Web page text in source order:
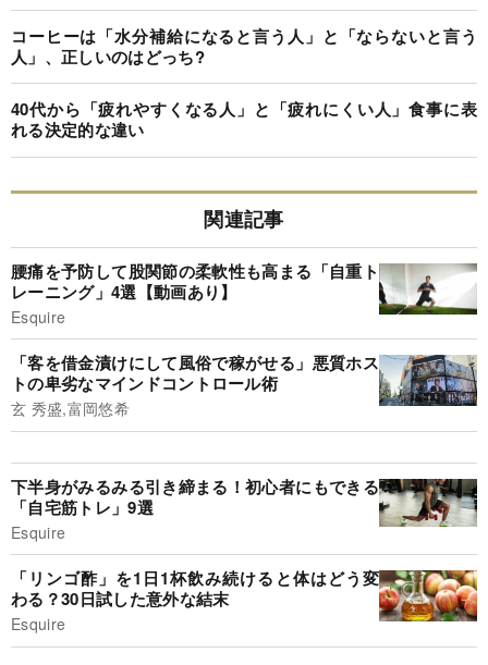
コーヒーは「水分補給になると言う人」と「ならないと言う
人」、正しいのはどっち?
40代から「疲れやすくなる人」と「疲れにくい人」食事に表
れる決定的な違い
関連記事
腰痛を予防して股関節の柔軟性も高まる「自重ト
レーニング」4選【動画あり】
Esquire
「客を借金漬けにして風俗で稼がせる」悪質ホス
トの卑劣なマインドコントロール術
玄 秀盛,富岡悠希
下半身がみるみる引き締まる！初心者にもできる
「自宅筋トレ」9選
Esquire
「リンゴ酢」を1日1杯飲み続けると体はどう変
わる？30日試した意外な結末
Esquire